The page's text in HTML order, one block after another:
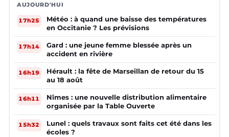
AUJOURD'HUI
17h25
Météo : à quand une baisse des températures
en Occitanie ? Les prévisions
17h14
Gard : une jeune femme blessée après un
accident en rivière
16h19
Hérault : la fête de Marseillan de retour du 15
au 18 août
16h11
Nîmes : une nouvelle distribution alimentaire
organisée par la Table Ouverte
15h32
Lunel : quels travaux sont faits cet été dans les
écoles ?